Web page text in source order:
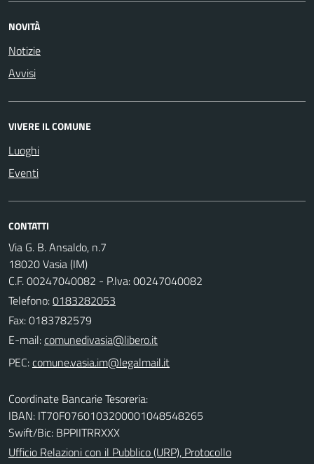
NOVITÀ
Notizie
Avvisi
VIVERE IL COMUNE
Luoghi
Eventi
CONTATTI
Via G. B. Ansaldo, n.7
18020 Vasia (IM)
C.F. 00247040082 - P.Iva: 00247040082
Telefono:0183282053
Fax: 0183782579
E-mail:
PEC:
Coordinate Bancarie Tesoreria:
IBAN: IT70F0760103200001048548265
Swift/Bic: BPPIITRRXXX
Ufficio Relazioni con il Pubblico (URP), Protocollo